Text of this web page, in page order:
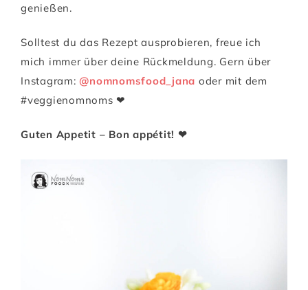
genießen.
Solltest du das Rezept ausprobieren, freue ich
mich immer über deine Rückmeldung. Gern über
Instagram: @nomnomsfood_jana oder mit dem
#veggienomnoms ❤
Guten Appetit – Bon appétit! ❤